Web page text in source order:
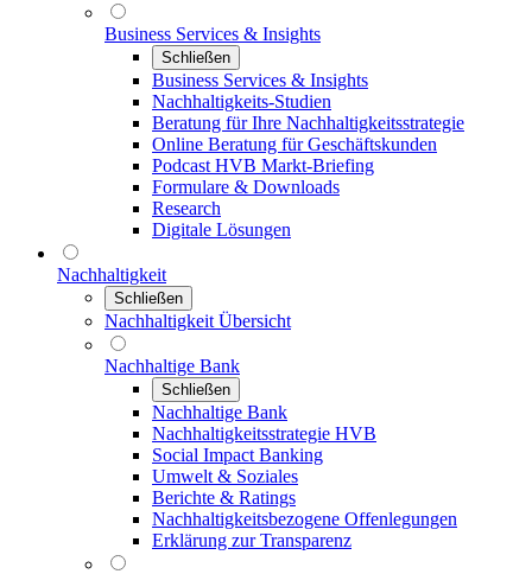
Business Services & Insights
Schließen
Business Services & Insights
Nachhaltigkeits-Studien
Beratung für Ihre Nachhaltigkeitsstrategie
Online Beratung für Geschäftskunden
Podcast HVB Markt-Briefing
Formulare & Downloads
Research
Digitale Lösungen
Nachhaltigkeit
Schließen
Nachhaltigkeit Übersicht
Nachhaltige Bank
Schließen
Nachhaltige Bank
Nachhaltigkeitsstrategie HVB
Social Impact Banking
Umwelt & Soziales
Berichte & Ratings
Nachhaltigkeitsbezogene Offenlegungen
Erklärung zur Transparenz